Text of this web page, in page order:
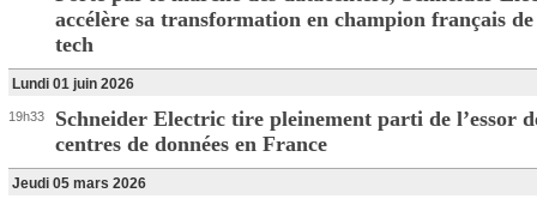
accélère sa transformation en champion français
tech
Lundi 01 juin 2026
19h33
Schneider Electric tire pleinement parti de l’essor
centres de données en France
Jeudi 05 mars 2026